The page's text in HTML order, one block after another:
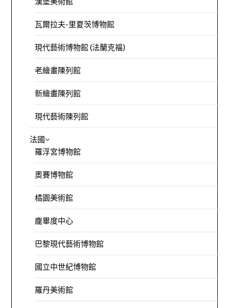
瓦爾拉夫-里夏茨博物館
現代藝術博物館 (法蘭克福)
老繪畫陳列館
新繪畫陳列館
現代藝術陳列館
法國
羅浮宮博物館
奧賽博物館
橘園美術館
龐畢度中心
巴黎現代藝術博物館
國立中世紀博物館
羅丹美術館